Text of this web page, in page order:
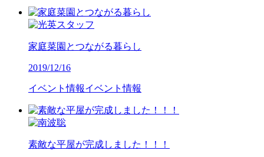
家庭菜園とつながる暮らし
2019/12/16
イベント情報イベント情報
素敵な平屋が完成しました！！！